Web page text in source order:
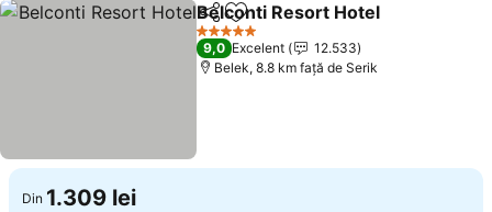
DistribuițiAdăugaţi la favorite
Belconti Resort Hotel
5 Stele
9,0 Excelent
12.533
Belek, 8.8 km faţă de Serik
Din 1.309 lei